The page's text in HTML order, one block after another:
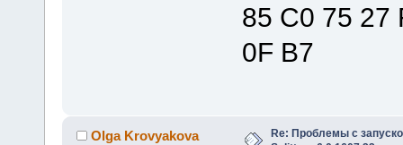
85 C0 75 27
0F B7
Olga Krovyakova
Re: Проблемы с